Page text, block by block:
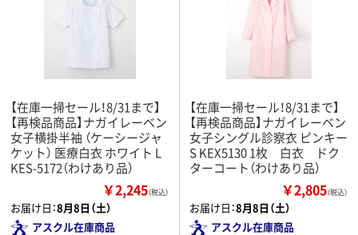
【在庫一掃セール！8/31まで】
【再検品商品】ナガイレーベン
女子横掛半袖 （ケーシージャ
ケット） 医療白衣 ホワイト L
KES-5172（わけあり品）
￥2,245（税込）
お届け日：8月8日（土）
アスクル在庫商品
【在庫一掃セール！8/31まで】
【再検品商品】ナガイレーベン
女子シングル診察衣 ピンキー
S KEX5130 1枚 白衣 ドク
ターコート（わけあり品）
￥2,805（税込）
お届け日：8月8日（土）
アスクル在庫商品